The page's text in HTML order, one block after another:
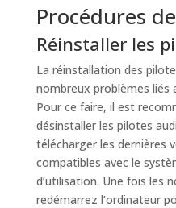
Procédures
Réinstaller les
La réinstallation des
nombreux problèmes liés
Pour ce faire, il est
désinstaller les pilotes
télécharger les dernières
compatibles avec le
d’utilisation. Une fois les
redémarrez l’ordinateur